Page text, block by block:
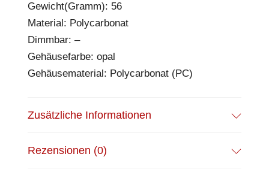
Gewicht(Gramm): 56
Material: Polycarbonat
Dimmbar: –
Gehäusefarbe: opal
Gehäusematerial: Polycarbonat (PC)
Zusätzliche Informationen
Rezensionen (0)